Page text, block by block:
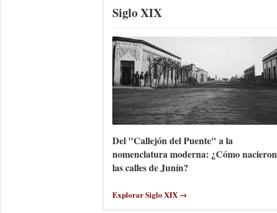
Siglo XIX
Del "Callejón del Puente" a la
nomenclatura moderna: ¿Cómo nacieron
las calles de Junín?
Explorar Siglo XIX →